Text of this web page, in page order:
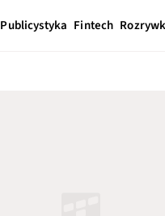
Publicystyka Fintech